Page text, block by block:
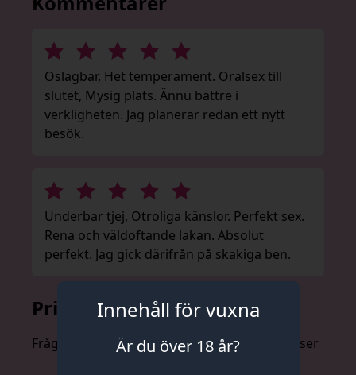
Oslagbar, Het temperament. Oralsex till
slutet, Mysig plats. Ännu bättre i
verkligheten. Jag planerar redan ett nytt
besök.
Underbar tjej, Otroliga känslor. Perfekt sex.
Rena och väldoftande lakan. Absolut
perfekt. Jag gick därifrån på skakiga ben.
Prislista
Fråga om priser anonymt och utan förpliktelser
Innehåll för vuxna
Är du över 18 år?